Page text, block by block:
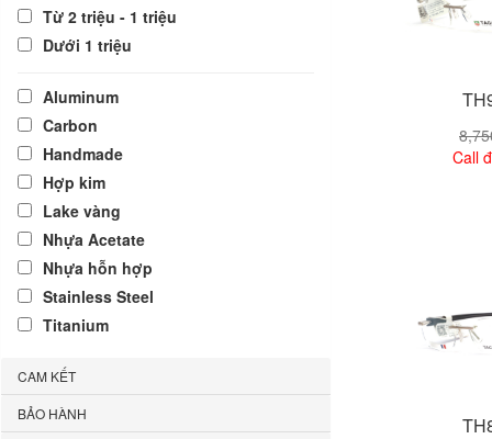
Từ 2 triệu - 1 triệu
Dưới 1 triệu
Aluminum
Carbon
Handmade
Hợp kim
Lake vàng
Nhựa Acetate
Nhựa hỗn hợp
Stainless Steel
Titanium
CAM KẾT
BẢO HÀNH
Call